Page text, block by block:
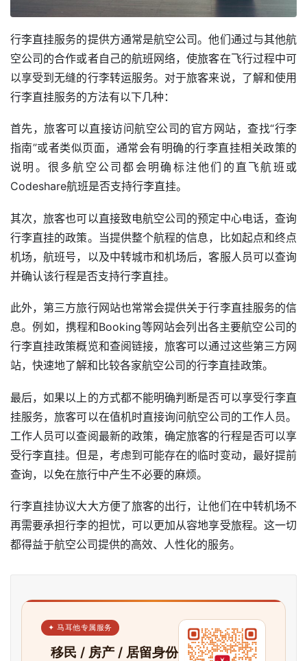
行李直挂服务的提供方通常是航空公司。他们通过与其他航
空公司的合作或者自己的航班网络，使旅客在飞行过程中可
以享受到无缝的行李转运服务。对于旅客来说，了解和使用
行李直挂服务的方法有以下几种：
首先，旅客可以直接访问航空公司的官方网站，查找“行李
指南”或者类似页面，通常会有明确的行李直挂相关政策的
说明。很多航空公司都会明确标注他们的直飞航班或
Codeshare航班是否支持行李直挂。
其次，旅客也可以直接致电航空公司的预定中心电话，查询
行李直挂的政策。当提供整个航程的信息，比如起点和终点
机场，航班号，以及中转城市和机场后，客服人员可以查询
并确认该行程是否支持行李直挂。
此外，第三方旅行网站也常常会提供关于行李直挂服务的信
息。例如，携程和Booking等网站会列出各主要航空公司的
行李直挂政策概览和查阅链接，旅客可以通过这些第三方网
站，快速地了解和比较各家航空公司的行李直挂政策。
最后，如果以上的方式都不能明确判断是否可以享受行李直
挂服务，旅客可以在值机时直接询问航空公司的工作人员。
工作人员可以查阅最新的政策，确定旅客的行程是否可以享
受行李直挂。但是，考虑到可能存在的临时变动，最好提前
查询，以免在旅行中产生不必要的麻烦。
行李直挂协议大大方便了旅客的出行，让他们在中转机场不
再需要承担行李的担忧，可以更加从容地享受旅程。这一切
都得益于航空公司提供的高效、人性化的服务。
✦ 马耳他专属服务
移民 / 房产 / 居留身份